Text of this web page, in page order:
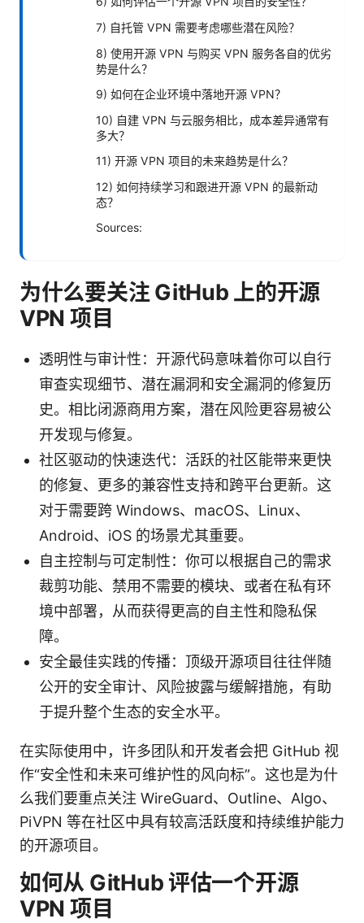
7) 自托管 VPN 需要考虑哪些潜在风险？
8) 使用开源 VPN 与购买 VPN 服务各自的优劣
势是什么？
9) 如何在企业环境中落地开源 VPN？
10) 自建 VPN 与云服务相比，成本差异通常有
多大？
11) 开源 VPN 项目的未来趋势是什么？
12) 如何持续学习和跟进开源 VPN 的最新动
态？
Sources:
为什么要关注 GitHub 上的开源
VPN 项目
透明性与审计性：开源代码意味着你可以自行
审查实现细节、潜在漏洞和安全漏洞的修复历
史。相比闭源商用方案，潜在风险更容易被公
开发现与修复。
社区驱动的快速迭代：活跃的社区能带来更快
的修复、更多的兼容性支持和跨平台更新。这
对于需要跨 Windows、macOS、Linux、
Android、iOS 的场景尤其重要。
自主控制与可定制性：你可以根据自己的需求
裁剪功能、禁用不需要的模块、或者在私有环
境中部署，从而获得更高的自主性和隐私保
障。
安全最佳实践的传播：顶级开源项目往往伴随
公开的安全审计、风险披露与缓解措施，有助
于提升整个生态的安全水平。
在实际使用中，许多团队和开发者会把 GitHub 视
作“安全性和未来可维护性的风向标”。这也是为什
么我们要重点关注 WireGuard、Outline、Algo、
PiVPN 等在社区中具有较高活跃度和持续维护能力
的开源项目。
如何从 GitHub 评估一个开源
VPN 项目